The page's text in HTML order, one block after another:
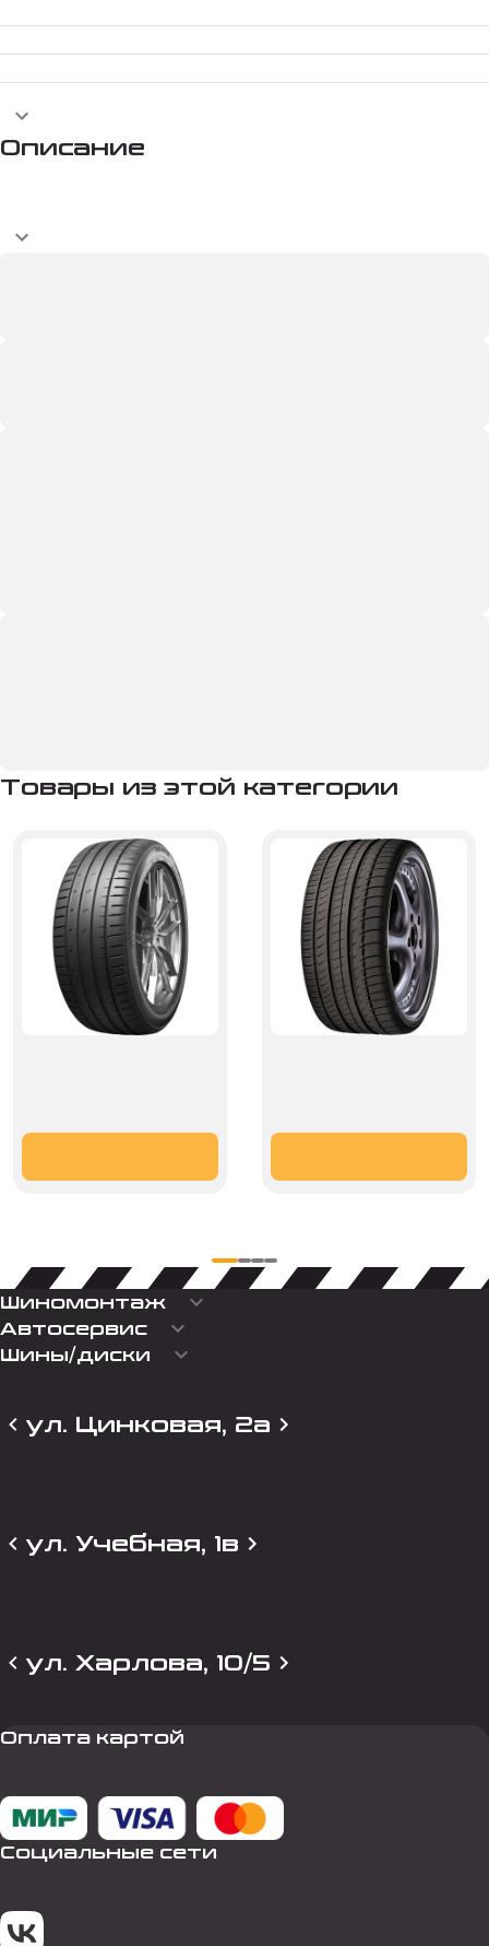
Описание
Товары из этой категории
Шиномонтаж keyboard_arrow_down
Автосервис keyboard_arrow_down
Шины/диски keyboard_arrow_down
ул. Цинковая, 2а
ул. Учебная, 1в
ул. Харлова, 10/5
Оплата картой
Социальные сети